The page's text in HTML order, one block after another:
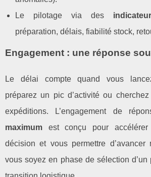
Le pilotage via des
préparation, délais, fiabilité stock,
Engagement : une réponse
Le délai compte quand vous
préparez un pic d’activité ou
expéditions. L’engagement de
maximum est conçu pour
décision et vous permettre d’avancer
vous soyez en phase de sélection d’un